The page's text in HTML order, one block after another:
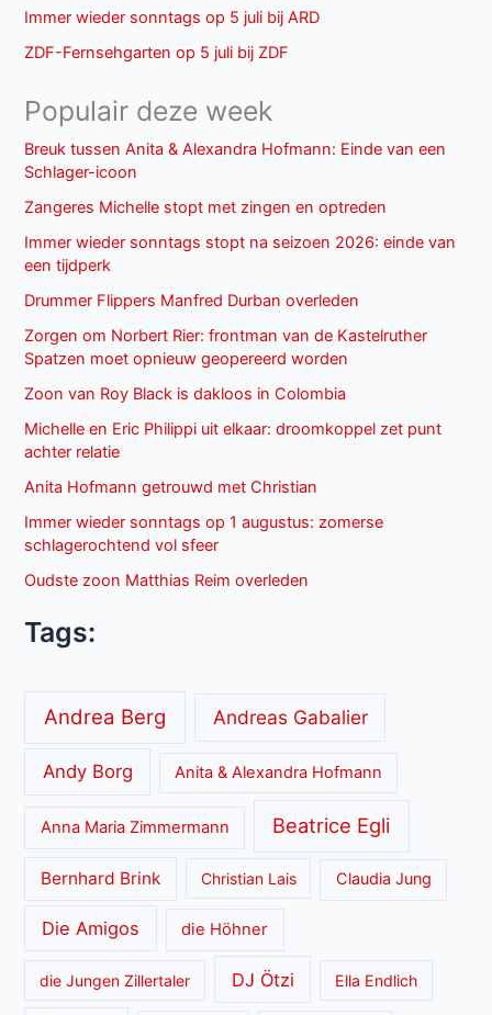
Immer wieder sonntags op 5 juli bij ARD
ZDF-Fernsehgarten op 5 juli bij ZDF
Populair deze week
Breuk tussen Anita & Alexandra Hofmann: Einde van een
Schlager-icoon
Zangeres Michelle stopt met zingen en optreden
Immer wieder sonntags stopt na seizoen 2026: einde van
een tijdperk
Drummer Flippers Manfred Durban overleden
Zorgen om Norbert Rier: frontman van de Kastelruther
Spatzen moet opnieuw geopereerd worden
Zoon van Roy Black is dakloos in Colombia
Michelle en Eric Philippi uit elkaar: droomkoppel zet punt
achter relatie
Anita Hofmann getrouwd met Christian
Immer wieder sonntags op 1 augustus: zomerse
schlagerochtend vol sfeer
Oudste zoon Matthias Reim overleden
Tags:
Andrea Berg Andreas Gabalier
Andy Borg Anita & Alexandra Hofmann
Anna Maria Zimmermann Beatrice Egli
Bernhard Brink Christian Lais Claudia Jung
Die Amigos die Höhner
die Jungen Zillertaler DJ Ötzi Ella Endlich